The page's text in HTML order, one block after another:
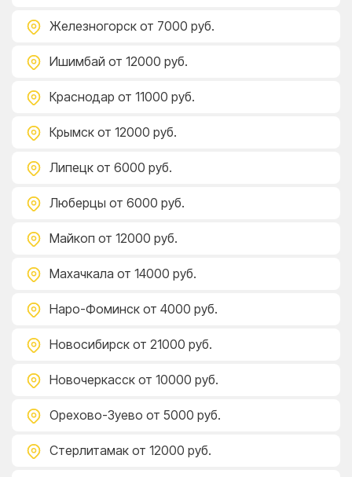
Железногорск от 7000 руб.
Ишимбай от 12000 руб.
Краснодар от 11000 руб.
Крымск от 12000 руб.
Липецк от 6000 руб.
Люберцы от 6000 руб.
Майкоп от 12000 руб.
Махачкала от 14000 руб.
Наро-Фоминск от 4000 руб.
Новосибирск от 21000 руб.
Новочеркасск от 10000 руб.
Орехово-Зуево от 5000 руб.
Стерлитамак от 12000 руб.